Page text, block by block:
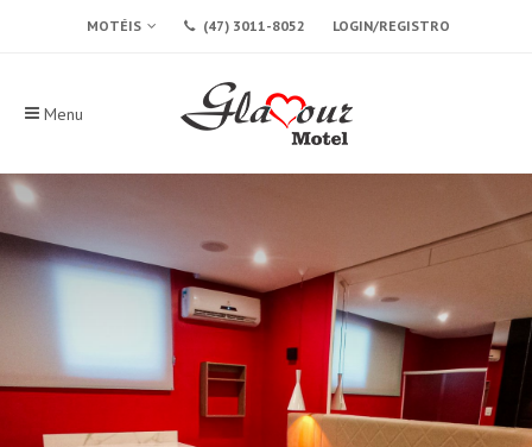
MOTÉIS (47) 3011-8052 LOGIN/REGISTRO
Menu